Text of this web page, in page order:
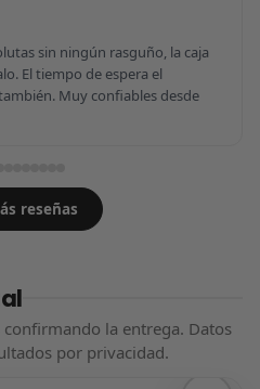
sin ningún rasguño, la caja
El tiempo de espera el
Muy confiables desde
reseñas
la entrega. Datos
por privacidad.